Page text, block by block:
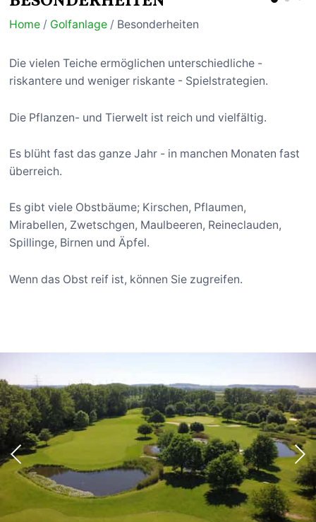
Home / Golfanlage / Besonderheiten
Die vielen Teiche ermöglichen unterschiedliche -
riskantere und weniger riskante - Spielstrategien.
Die Pflanzen- und Tierwelt ist reich und vielfältig.
Es blüht fast das ganze Jahr - in manchen Monaten fast
überreich.
Es gibt viele Obstbäume; Kirschen, Pflaumen,
Mirabellen, Zwetschgen, Maulbeeren, Reineclauden,
Spillinge, Birnen und Äpfel.
Wenn das Obst reif ist, können Sie zugreifen.